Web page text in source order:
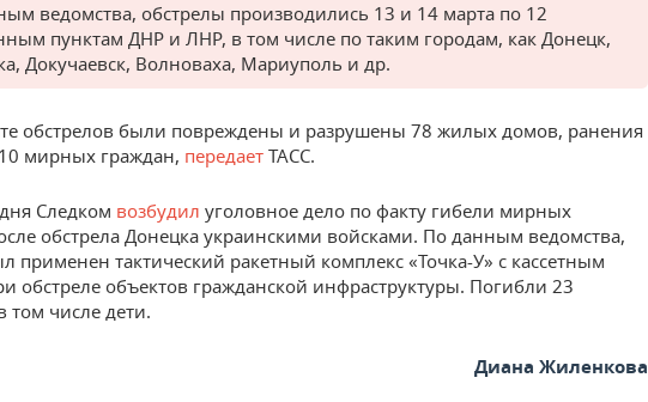
ведомства, обстрелы производились 13 и 14 марта по 12
пунктам ДНР и ЛНР, в том числе по таким городам, как Донецк,
Докучаевск, Волноваха, Мариуполь и др.
обстрелов были повреждены и разрушены 78 жилых домов, ранения
мирных граждан, передает ТАСС.
Следком возбудил уголовное дело по факту гибели мирных
обстрела Донецка украинскими войсками. По данным ведомства,
применен тактический ракетный комплекс «Точка-У» с кассетным
обстреле объектов гражданской инфраструктуры. Погибли 23
том числе дети.
Диана Жиленкова